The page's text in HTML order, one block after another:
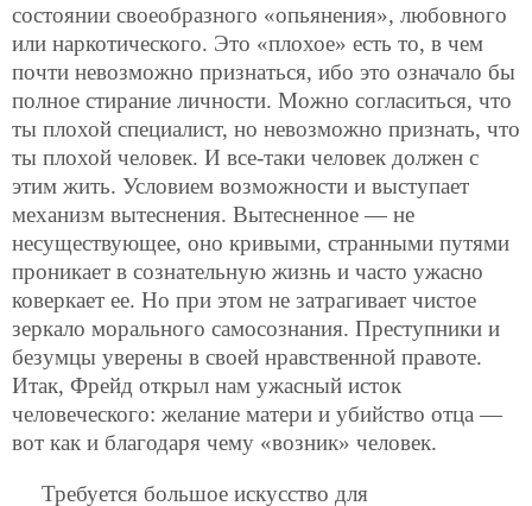
состоянии своеобразного «опьянения», любовного
или наркотического. Это «плохое» есть то, в чем
почти невозможно признаться, ибо это означало бы
полное стирание личности. Можно согласиться, что
ты плохой специалист, но невозможно признать, что
ты плохой человек. И все-таки человек должен с
этим жить. Условием возможности и выступает
механизм вытеснения. Вытесненное — не
несуществующее, оно кривыми, странными путями
проникает в сознательную жизнь и часто ужасно
коверкает ее. Но при этом не затрагивает чистое
зеркало морального самосознания. Преступники и
безумцы уверены в своей нравственной правоте.
Итак, Фрейд открыл нам ужасный исток
человеческого: желание матери и убийство отца —
вот как и благодаря чему «возник» человек.
Требуется большое искусство для